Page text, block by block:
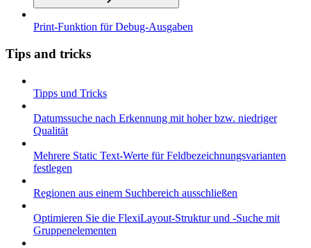
Print-Funktion für Debug-Ausgaben
Tips and tricks
Tipps und Tricks
Datumssuche nach Erkennung mit hoher bzw. niedriger
Qualität
Mehrere Static Text-Werte für Feldbezeichnungsvarianten
festlegen
Regionen aus einem Suchbereich ausschließen
Optimieren Sie die FlexiLayout-Struktur und -Suche mit
Gruppenelementen